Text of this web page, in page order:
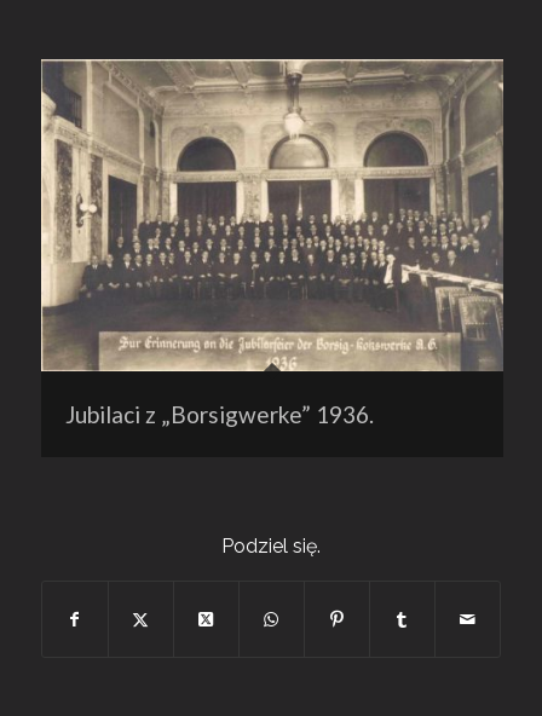
Jubilaci z „Borsigwerke” 1936.
Podziel się.